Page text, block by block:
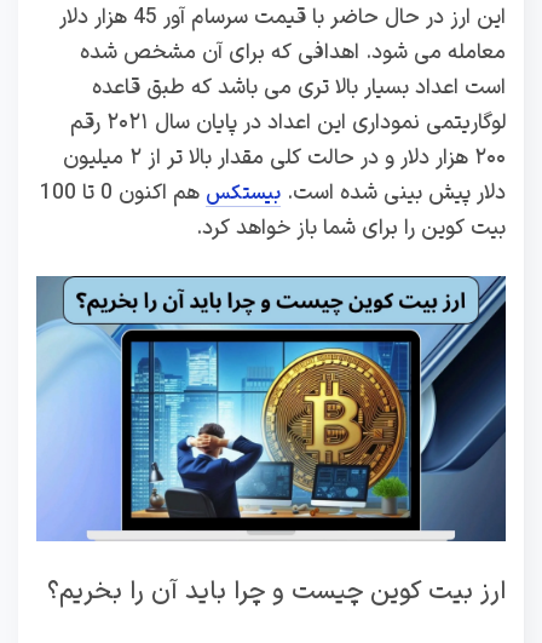
این ارز در حال حاضر با قیمت سرسام آور 45 هزار دلار
معامله می‌ شود. اهدافی که برای آن مشخص شده
است اعداد بسیار بالا تری می باشد که طبق قاعده
لوگاریتمی نموداری این اعداد در پایان سال ۲۰۲۱ رقم
۲۰۰ هزار دلار و در حالت کلی مقدار بالا تر از ۲ میلیون
دلار پیش بینی شده است. بیستکس
هم اکنون 0 تا 100
بیت کوین را برای شما باز خواهد کرد.
ارز بیت کوین چیست و چرا باید آن را بخریم؟